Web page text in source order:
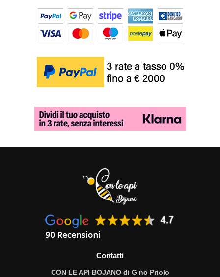
Contatti
CON LE API BOJANO di Gino Priolo